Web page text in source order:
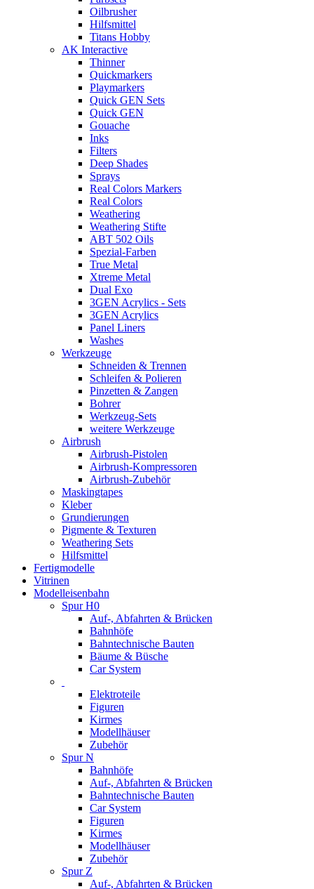
Oilbrusher
Hilfsmittel
Titans Hobby
AK Interactive
Thinner
Quickmarkers
Playmarkers
Quick GEN Sets
Quick GEN
Gouache
Inks
Filters
Deep Shades
Sprays
Real Colors Markers
Real Colors
Weathering
Weathering Stifte
ABT 502 Oils
Spezial-Farben
True Metal
Xtreme Metal
Dual Exo
3GEN Acrylics - Sets
3GEN Acrylics
Panel Liners
Washes
Werkzeuge
Schneiden & Trennen
Schleifen & Polieren
Pinzetten & Zangen
Bohrer
Werkzeug-Sets
weitere Werkzeuge
Airbrush
Airbrush-Pistolen
Airbrush-Kompressoren
Airbrush-Zubehör
Maskingtapes
Kleber
Grundierungen
Pigmente & Texturen
Weathering Sets
Hilfsmittel
Fertigmodelle
Vitrinen
Modelleisenbahn
Spur H0
Auf-, Abfahrten & Brücken
Bahnhöfe
Bahntechnische Bauten
Bäume & Büsche
Car System
Elektroteile
Figuren
Kirmes
Modellhäuser
Zubehör
Spur N
Bahnhöfe
Auf-, Abfahrten & Brücken
Bahntechnische Bauten
Car System
Figuren
Kirmes
Modellhäuser
Zubehör
Spur Z
Auf-, Abfahrten & Brücken